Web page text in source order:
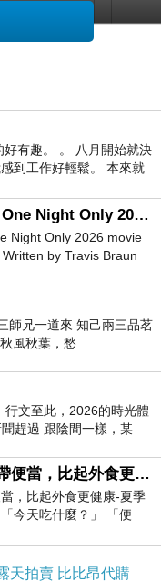
兩句是什麼意思? 是客家
榔汁不要亂吐 』，真是有
有趣。 。 八月開始就決
到工作好輕鬆。 本來就
電影一夜限定2026 One Night Only 2026 movie
Night Only 2026 movie
by Travis Braun
師兄一道來 知己兩三品茗
風秋葉，愁
文至此，2026的時光體
趕過 跟陰間一樣，某
中午吃什麼？自己帶便當，比起外食更健康-夏季日常。(舞動馬尾廚房)
，比起外食更健康-夏季
今天吃什麼？」 「便
天都在選擇
天拍賣 比比昂代購